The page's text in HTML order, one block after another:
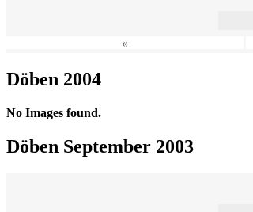
«
Döben 2004
No Images found.
Döben September 2003